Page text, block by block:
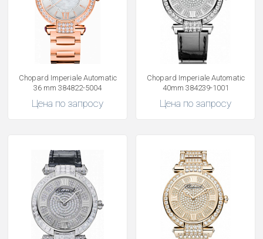
Chopard Imperiale Automatic
36 mm 384822-5004
Цена по запросу
Chopard Imperiale Automatic
40mm 384239-1001
Цена по запросу